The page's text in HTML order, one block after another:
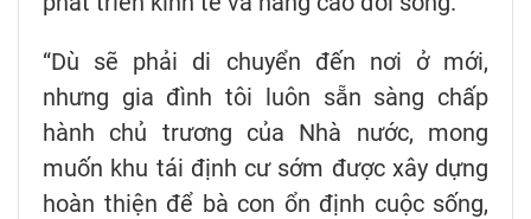
“Dù sẽ phải di chuyển đến nơi ở mới,
nhưng gia đình tôi luôn sẵn sàng chấp
hành chủ trương của Nhà nước, mong
muốn khu tái định cư sớm được xây dựng
hoàn thiện để bà con ổn định cuộc sống,